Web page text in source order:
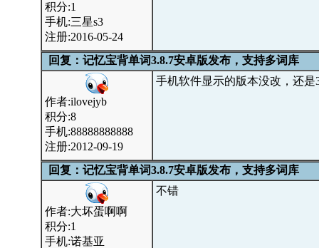
积分:1
手机:三星s3
注册:2016-05-24
回复：记忆宝背单词3.8.7安卓版发布，支持多词库
作者:ilovejyb
积分:8
手机:88888888888
注册:2012-09-19
手机软件显示的版本没改，还是
回复：记忆宝背单词3.8.7安卓版发布，支持多词库
作者:大坏蛋啊啊
积分:1
手机:诺基亚
不错